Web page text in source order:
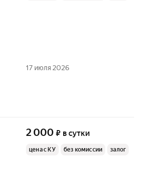
17 июля 2026
2 000 ₽ в сутки
цена с КУ без комиссии залог